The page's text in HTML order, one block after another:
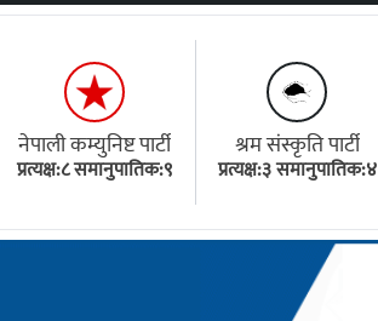
नेपाली कम्युनिष्ट पार्टी
प्रत्यक्ष:८ समानुपातिक:९
श्रम संस्कृति पार्टी
प्रत्यक्ष:३ समानुपातिक:४